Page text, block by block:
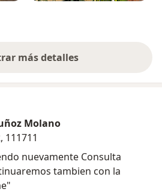
los pacientes: mi
escucha y la certeza que
apoyada tanto en mi formación
alcanzar el bienestar y la mayor
consultante con su mismo
,de ser necesario.
más detalles
sobre la experiencia
Molano
111711
nuevamente Consulta
tambien con la